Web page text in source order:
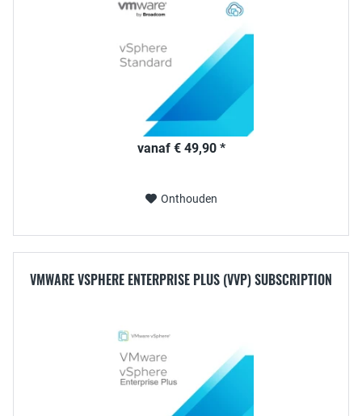
vanaf € 49,90 *
Onthouden
VMWARE VSPHERE ENTERPRISE PLUS (VVP) SUBSCRIPTION